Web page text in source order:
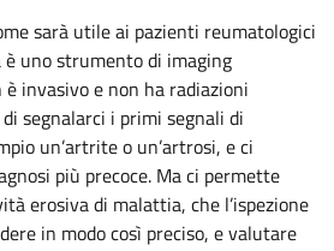
sarà utile ai pazienti reumatologici
è uno strumento di imaging
invasivo e non ha radiazioni
segnalarci i primi segnali di
un’artrite o un’artrosi, e ci
più precoce. Ma ci permette
erosiva di malattia, che l’ispezione
in modo così preciso, e valutare